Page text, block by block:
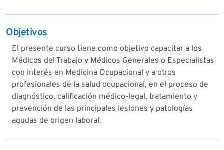
Objetivos
El presente curso tiene como objetivo capacitar a los
Médicos del Trabajo y Médicos Generales o Especialistas
con interés en Medicina Ocupacional y a otros
profesionales de la salud ocupacional, en el proceso de
diagnóstico, calificación médico-legal, tratamiento y
prevención de las principales lesiones y patologías
agudas de origen laboral.